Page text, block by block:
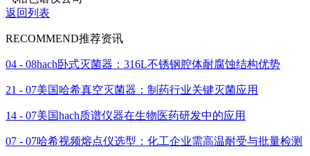
返回列表
RECOMMEND推荐资讯
04 - 08hach卧式灭菌器：316L不锈钢腔体耐腐蚀结构优势
21 - 07美国哈希真空灭菌器：制药行业关键灭菌应用
14 - 07美国hach质谱仪器在生物医药研发中的应用
07 - 07哈希视频熔点仪选型：化工企业需高温耐受与批量检测